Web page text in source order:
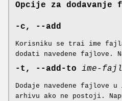
Opcije za dodavanje
-c, --add
Korisniku se trai ime
dodati navedene fajlove.
-t, --add-to ime-
Dodaje navedene fajlove u
arhivu ako ne postoji.